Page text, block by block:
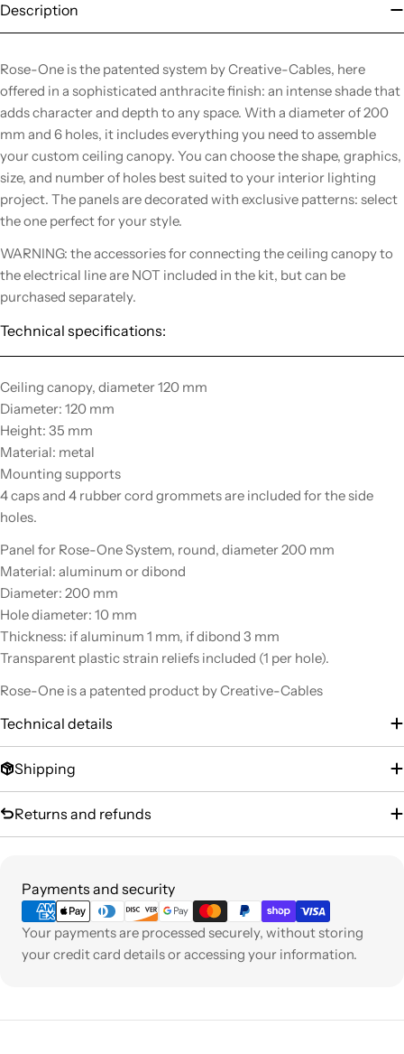
Description
Rose-One is the patented system by Creative-Cables, here
offered in a sophisticated anthracite finish: an intense shade that
adds character and depth to any space. With a diameter of 200
mm and 6 holes, it includes everything you need to assemble
your custom ceiling canopy. You can choose the shape, graphics,
size, and number of holes best suited to your interior lighting
project. The panels are decorated with exclusive patterns: select
the one perfect for your style.
WARNING: the accessories for connecting the ceiling canopy to
the electrical line are NOT included in the kit, but can be
purchased separately.
Technical specifications:
Ceiling canopy, diameter 120 mm
Diameter: 120 mm
Height: 35 mm
Material: metal
Mounting supports
4 caps and 4 rubber cord grommets are included for the side
holes.
Panel for Rose-One System, round, diameter 200 mm
Material: aluminum or dibond
Diameter: 200 mm
Hole diameter: 10 mm
Thickness: if aluminum 1 mm, if dibond 3 mm
Transparent plastic strain reliefs included (1 per hole).
Rose-One is a patented product by Creative-Cables
Technical details
Shipping
Returns and refunds
Payments and security
Payment
methods
Your payments are processed securely, without storing
your credit card details or accessing your information.